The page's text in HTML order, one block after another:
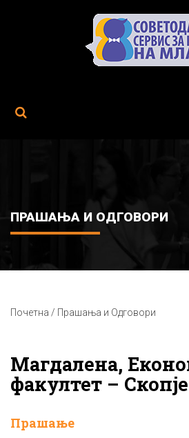
MENU
ПРАШАЊА И ОДГОВОРИ
Почетна / Прашања и Одговори
Магдалена,
факултет – Скопје
Прашање